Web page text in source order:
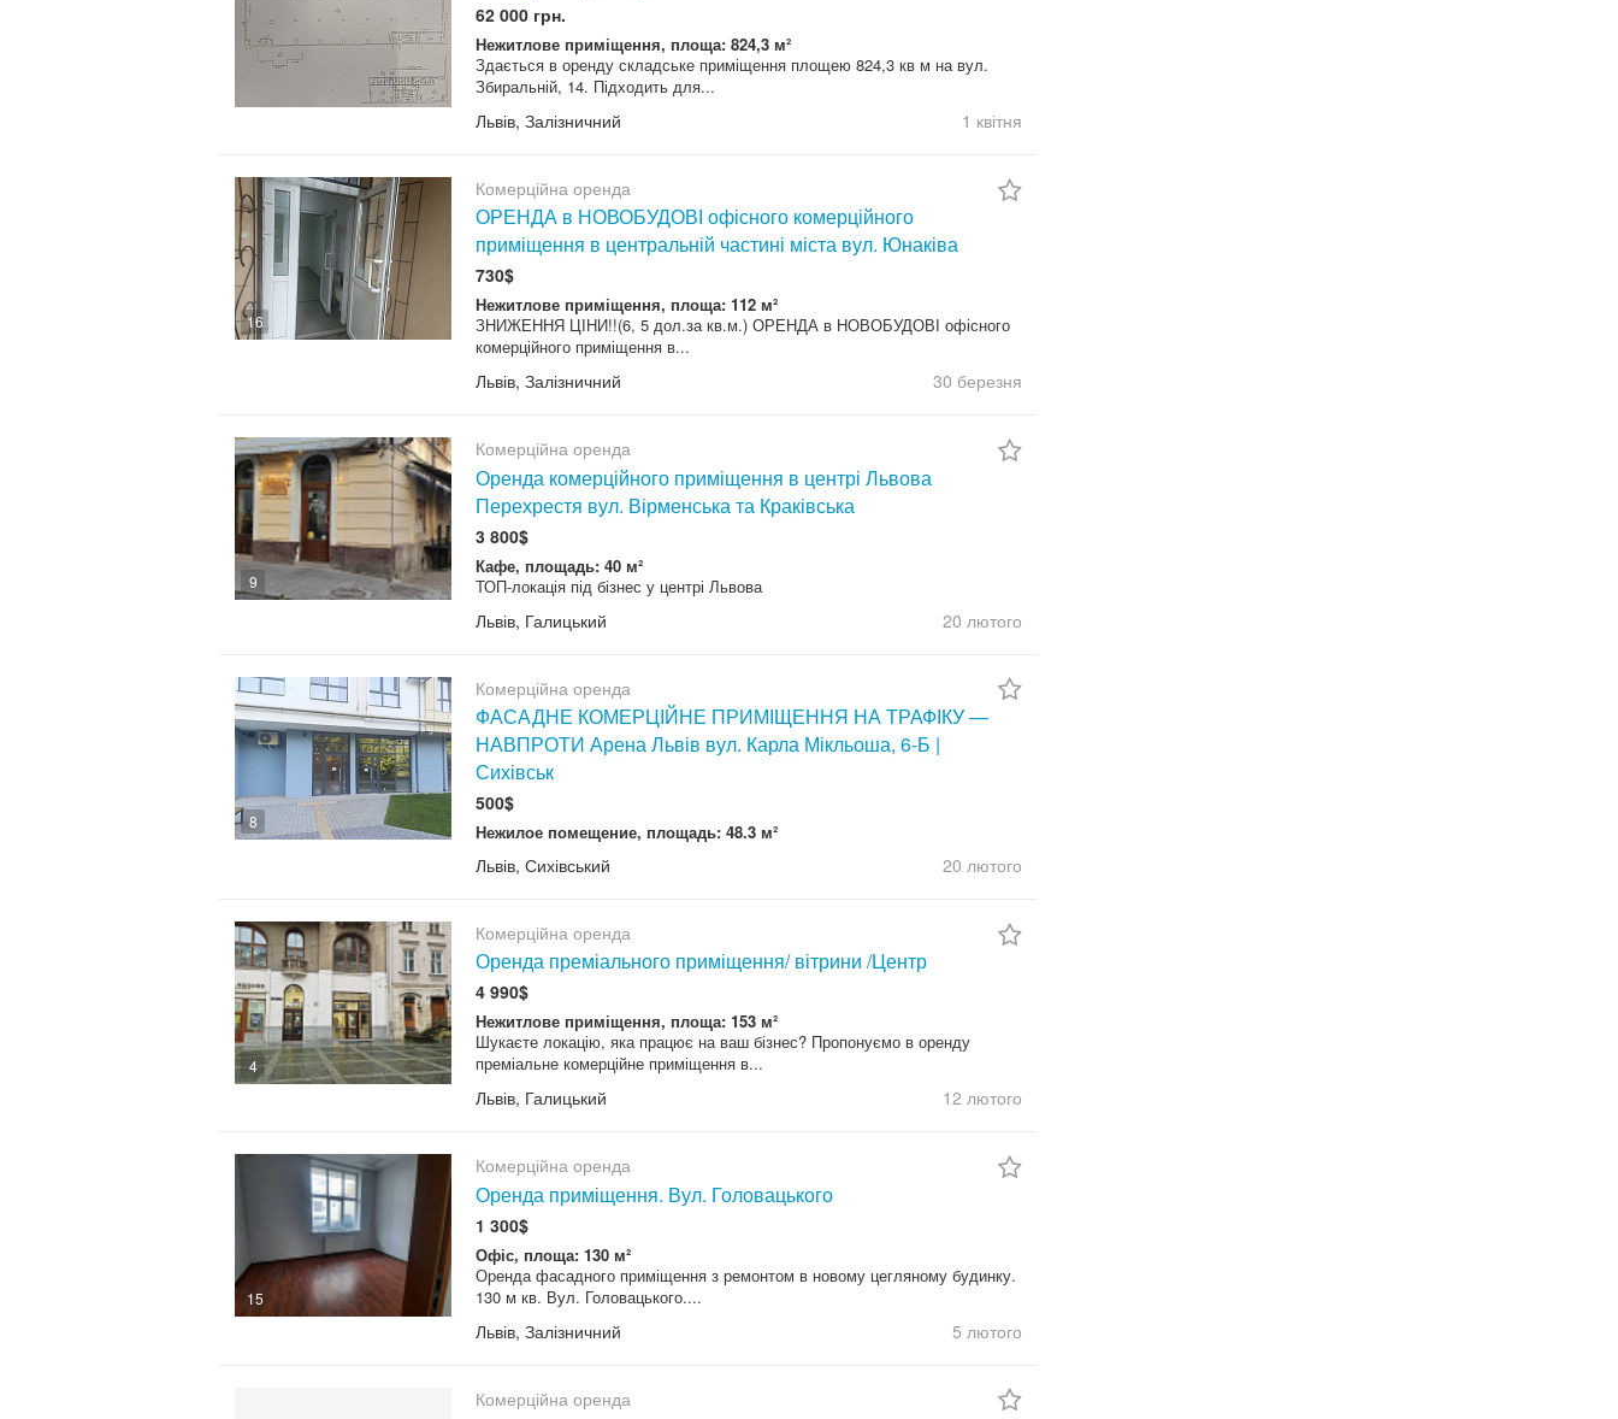
62 000 грн.
Нежитлове приміщення, площа: 824,3 м²
Здається в оренду складське приміщення площею 824,3 кв м на вул.
Збиральній, 14. Підходить для...
Львів, Залізничний 1 квітня
16
Комерційна оренда
ОРЕНДА в НОВОБУДОВІ офісного комерційного
приміщення в центральній частині міста вул. Юнаківа
730$
Нежитлове приміщення, площа: 112 м²
ЗНИЖЕННЯ ЦІНИ!!(6, 5 дол.за кв.м.) ОРЕНДА в НОВОБУДОВІ офісного
комерційного приміщення в...
Львів, Залізничний 30 березня
9
Комерційна оренда
Оренда комерційного приміщення в центрі Львова
Перехрестя вул. Вірменська та Краківська
3 800$
Кафе, площадь: 40 м²
ТОП-локація під бізнес у центрі Львова
Львів, Галицький 20 лютого
8
Комерційна оренда
ФАСАДНЕ КОМЕРЦІЙНЕ ПРИМІЩЕННЯ НА ТРАФІКУ —
НАВПРОТИ Арена Львів вул. Карла Мікльоша, 6-Б |
Сихівськ
500$
Нежилое помещение, площадь: 48.3 м²
Львів, Сихівський 20 лютого
4
Комерційна оренда
Оренда преміального приміщення/ вітрини /Центр
4 990$
Нежитлове приміщення, площа: 153 м²
Шукаєте локацію, яка працює на ваш бізнес? Пропонуємо в оренду
преміальне комерційне приміщення в...
Львів, Галицький 12 лютого
15
Комерційна оренда
Оренда приміщення. Вул. Головацького
1 300$
Офіс, площа: 130 м²
Оренда фасадного приміщення з ремонтом в новому цегляному будинку.
130 м кв. Вул. Головацького....
Львів, Залізничний 5 лютого
Комерційна оренда